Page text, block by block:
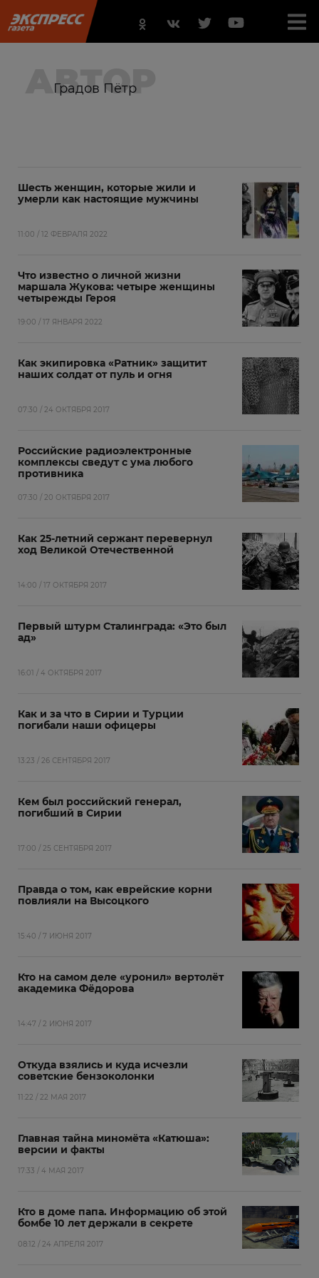
АВТОР
Градов Пётр
Шесть женщин, которые жили и
умерли как настоящие мужчины
11:00 / 12 ФЕВРАЛЯ 2022
Что известно о личной жизни
маршала Жукова: четыре женщины
четырежды Героя
19:00 / 17 ЯНВАРЯ 2022
Как экипировка «Ратник» защитит
наших солдат от пуль и огня
07:30 / 24 ОКТЯБРЯ 2017
Российские радиоэлектронные
комплексы сведут с ума любого
противника
07:30 / 20 ОКТЯБРЯ 2017
Как 25-летний сержант перевернул
ход Великой Отечественной
14:00 / 17 ОКТЯБРЯ 2017
Первый штурм Сталинграда: «Это был
ад»
16:01 / 4 ОКТЯБРЯ 2017
Как и за что в Сирии и Турции
погибали наши офицеры
13:23 / 26 СЕНТЯБРЯ 2017
Кем был российский генерал,
погибший в Сирии
17:00 / 25 СЕНТЯБРЯ 2017
Правда о том, как еврейские корни
повлияли на Высоцкого
15:40 / 7 ИЮНЯ 2017
Кто на самом деле «уронил» вертолёт
академика Фёдорова
14:47 / 2 ИЮНЯ 2017
Откуда взялись и куда исчезли
советские бензоколонки
11:22 / 22 МАЯ 2017
Главная тайна миномёта «Катюша»:
версии и факты
17:33 / 4 МАЯ 2017
Кто в доме папа. Информацию об этой
бомбе 10 лет держали в секрете
08:12 / 24 АПРЕЛЯ 2017